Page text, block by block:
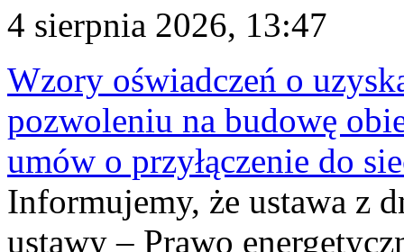
4 sierpnia 2026, 13:47
Wzory oświadczeń o
pozwoleniu na budowę
umów o przyłączenie do
Informujemy, że ustawa z
ustawy – Prawo